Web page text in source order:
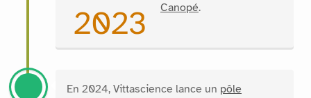
Canopé.
2023
En 2024, Vittascience lance un pôle